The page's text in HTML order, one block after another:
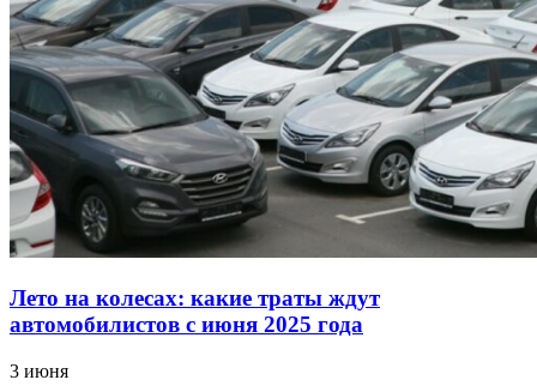
Лето на колесах: какие траты ждут
автомобилистов с июня 2025 года
3 июня